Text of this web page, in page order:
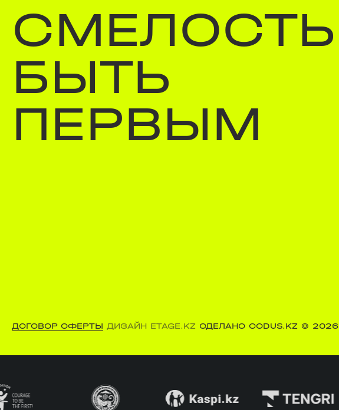
СМЕЛОСТЬ
БЫТЬ
ПЕРВЫМ
ДОГОВОР ОФЕРТЫ ДИЗАЙН ETAGE.KZ СДЕЛАНО CODUS.KZ © 2026